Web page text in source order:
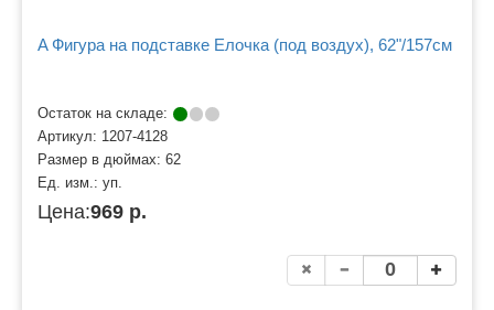
A Фигура на подставке Елочка (под воздух), 62"/157см
Остаток на складе:
Артикул: 1207-4128
Размер в дюймах: 62
Ед. изм.: уп.
Цена:969 р.